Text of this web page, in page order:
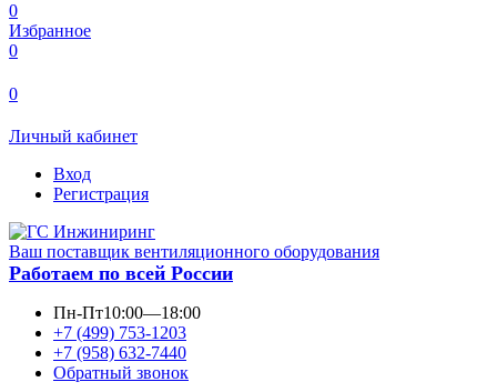
0
Избранное
0
0
Личный кабинет
Вход
Регистрация
Ваш поставщик вентиляционного оборудования
Работаем по всей России
Пн-Пт10:00—18:00
+7 (499) 753-1203
+7 (958) 632-7440
Обратный звонок